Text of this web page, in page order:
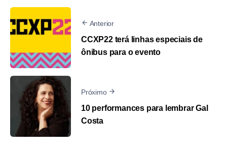
Anterior
CCXP22 terá linhas especiais de
ônibus para o evento
Próximo
10 performances para lembrar Gal
Costa